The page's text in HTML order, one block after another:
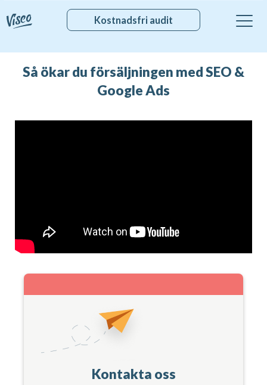
Kostnadsfri audit
Så ökar du försäljningen med SEO &
Google Ads
Kontakta oss